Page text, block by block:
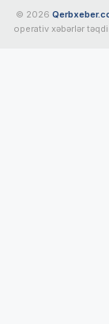
© 2026
operativ xəbərlər